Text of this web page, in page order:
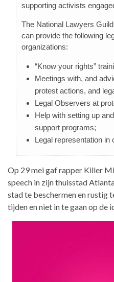
supporting activists
The National Lawyers
can provide the following
organizations:
“Know your rights”
Meetings with, and
protest actions, and
Legal Observers at
Help with setting up
support programs;
Legal representation
Op 29 mei gaf rapper Killer
speech in zijn thuisstad
stad te beschermen en rustig
tijden en niet in te gaan op de